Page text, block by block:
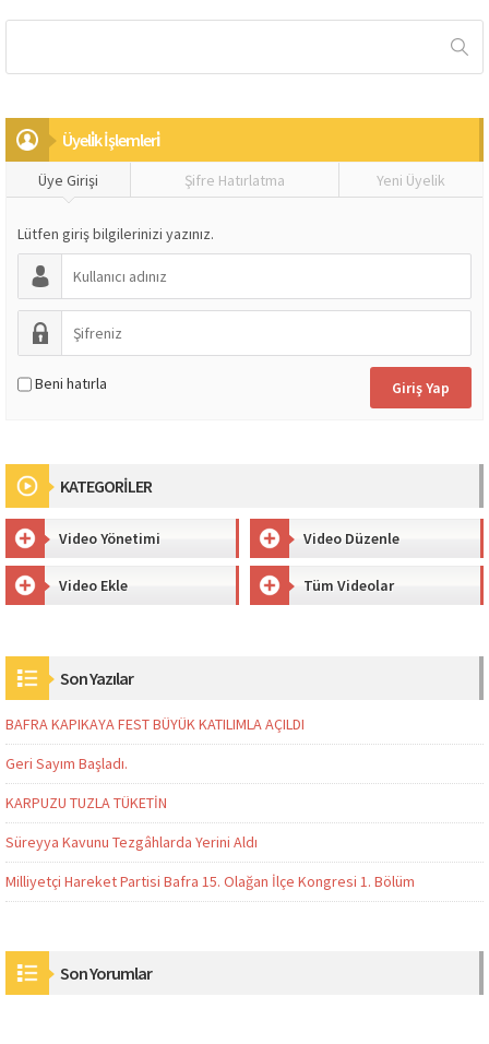
Üyeli̇k İşlemleri̇
Üye Girişi Şifre Hatırlatma Yeni Üyelik
Lütfen giriş bilgilerinizi yazınız.
Beni hatırla
KATEGORİLER
Video Yönetimi Video Düzenle
Video Ekle Tüm Videolar
Son Yazılar
BAFRA KAPIKAYA FEST BÜYÜK KATILIMLA AÇILDI
Geri Sayım Başladı.
KARPUZU TUZLA TÜKETİN
Süreyya Kavunu Tezgâhlarda Yerini Aldı
Milliyetçi Hareket Partisi Bafra 15. Olağan İlçe Kongresi 1. Bölüm
Son Yorumlar